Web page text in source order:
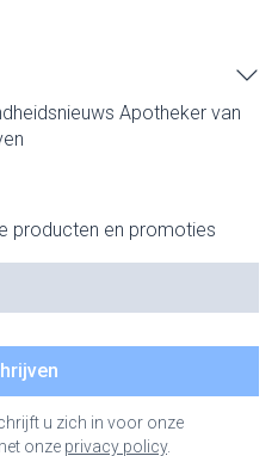
Apotheker van
producten en promoties
u zich in voor onze
onze privacy policy.